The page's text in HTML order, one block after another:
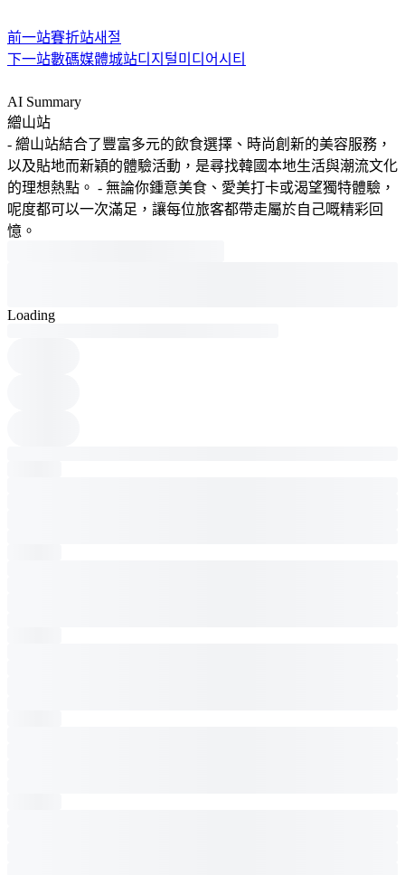
前一站賽折站새절
下一站數碼媒體城站디지털미디어시티
AI Summary
繒山站
- 繒山站結合了豐富多元的飲食選擇、時尚創新的美容服務，
以及貼地而新穎的體驗活動，是尋找韓國本地生活與潮流文化
的理想熱點。 - 無論你鍾意美食、愛美打卡或渴望獨特體驗，
呢度都可以一次滿足，讓每位旅客都帶走屬於自己嘅精彩回
憶。
Loading